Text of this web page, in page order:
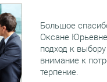
Большое
Оксане
подход к
внимание к
терпение.